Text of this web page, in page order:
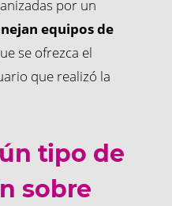
por un
equipos de
se ofrezca el
que realizó la
tipo de
sobre